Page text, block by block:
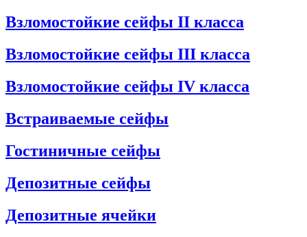
Взломостойкие сейфы II класса
Взломостойкие сейфы III класса
Взломостойкие сейфы IV класса
Встраиваемые сейфы
Гостиничные сейфы
Депозитные сейфы
Депозитные ячейки